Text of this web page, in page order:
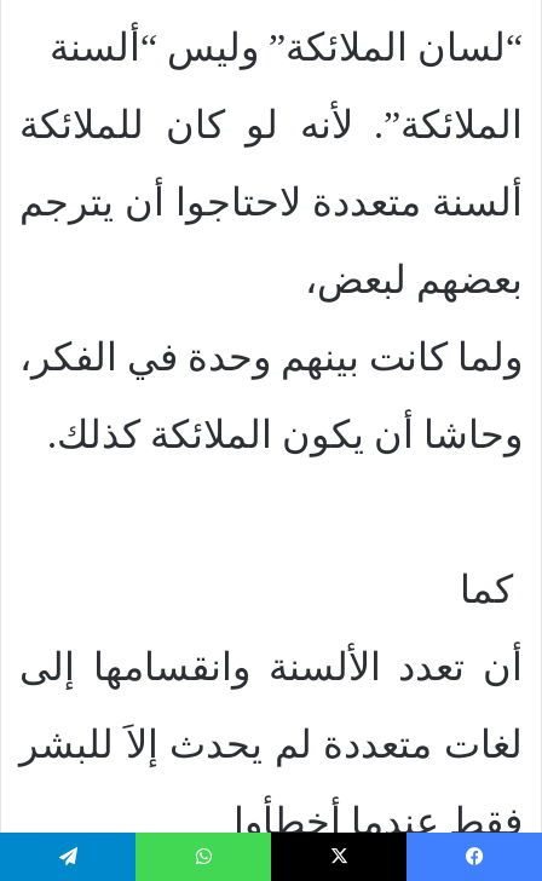
“لسان الملائكة” وليس “ألسنة
الملائكة”. لأنه لو كان للملائكة
ألسنة متعددة لاحتاجوا أن يترجم
بعضهم لبعض،
ولما كانت بينهم وحدة في الفكر،
وحاشا أن يكون الملائكة كذلك.
كما
أن تعدد الألسنة وانقسامها إلى
لغات متعددة لم يحدث إلاَ للبشر
فقط عندما أخطأوا